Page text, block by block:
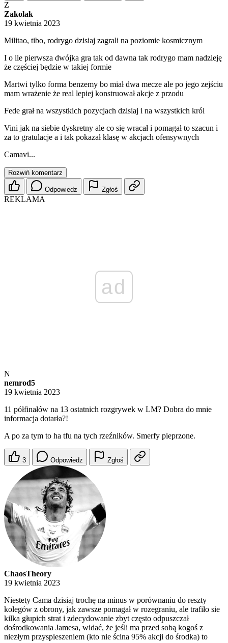
Z
Zakolak
19 kwietnia 2023
Militao, tibo, rodrygo dzisiaj zagrali na poziomie kosmicznym
I o ile pierwsza dwójka gra tak od dawna tak rodrygo mam nadzieję
że częściej będzie w takiej formie
Martwi tylko forma benzemy bo miał dwa mecze ale po jego zejściu
mam wrażenie że real lepiej konstruował akcje z przodu
Fede grał na wszystkich pozycjach dzisiaj i na wszystkich król
Vini jak na siebie dyskretny ale co się wracał i pomagał to szacun i
za to gratulacje a i tak pokazał klasę w akcjach ofensywnych
Camavi...
Rozwiń komentarz
Odpowiedz Zgłoś
REKLAMA
ad
N
nemrod5
19 kwietnia 2023
11 półfinałów na 13 ostatnich rozgrywek w LM? Dobra do mnie
informacja dotarła?!
A po za tym to ha tfu na tych rzeźników. Smerfy pieprzone.
3 Odpowiedz Zgłoś
ChaosTheory
19 kwietnia 2023
Niestety Cama dzisiaj trochę na minus w porównaniu do reszty
kolegów z obrony, jak zawsze pomagał w rozegraniu, ale trafiło sie
kilka głupich strat i zdecydowanie zbyt często odpuszczał
dośrodkowania Jamesa, widać, że jeśli ma przed sobą kogoś z
niezłym przyspieszeniem (kto nie ścina 95% akcji do środka) to